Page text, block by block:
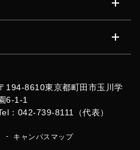
194-8610東京都町田市玉川学
6-1-1
：042-739-8111（代表）
キャンパスマップ